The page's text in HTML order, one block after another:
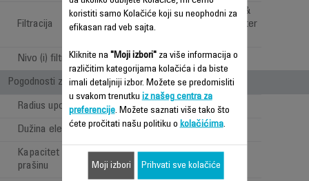
Filtracija
HYGIENE+ KESA &
izuzetno efikasan filter
Nivo (i) filtracije 3
Pogodnosti za korisnika
Radius upotrebe 8.80 m
Dužina električnog kabla 6.20 m
Kapacitet rezervoara za
prašinu
3 L
koristiti samo Kolačiće koji su neophodni za
efikasan rad veb sajta.
Kliknite na "Moji izbori"za više informacija o
različitim kategorijama kolačića i da biste
imali detaljniji izbor. Možete se predomisliti
u svakom trenutku iz našeg centra za
preferencije. Možete saznati više tako što
ćete pročitati našu politiku o kolačićima.
Moji izbori Prihvati sve kolačiće